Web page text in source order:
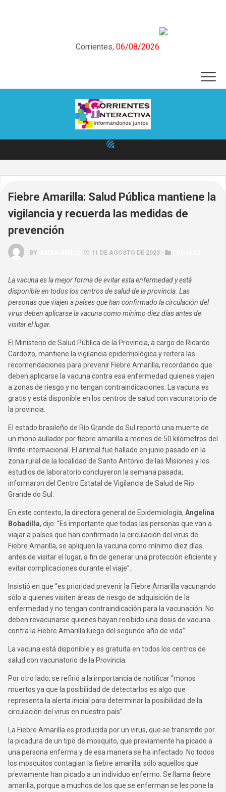
Corrientes, 06/08/2026
Fiebre Amarilla: Salud Pública mantiene la
vigilancia y recuerda las medidas de
prevención
BY 11 DE AGOSTO DE 2023 ·
La vacuna es la mejor forma de evitar esta enfermedad y está
disponible en todos los centros de salud de la provincia. Las
personas que viajen a países que han confirmado la circulación del
virus deben aplicarse la vacuna como mínimo diez días antes de
visitar el lugar.
El Ministerio de Salud Pública de la Provincia, a cargo de Ricardo
Cardozo, mantiene la vigilancia epidemiológica y reitera las
recomendaciones para prevenir Fiebre Amarilla, recordando que
deben aplicarse la vacuna contra esa enfermedad quienes viajen
a zonas de riesgo y no tengan contraindicaciones. La vacuna es
gratis y está disponible en los centros de salud con vacunatorio de
la provincia.
El estado brasileño de Río Grande do Sul reportó una muerte de
un mono aullador por fiebre amarilla a menos de 50 kilómetros del
límite internacional. El animal fue hallado en junio pasado en la
zona rural de la localidad de Santo Antonio de las Misiones y los
estudios de laboratorio concluyeron la semana pasada,
informaron del Centro Estatal de Vigilancia de Salud de Rio
Grande do Sul.
En este contexto, la directora general de Epidemiologia, Angelina
Bobadilla, dijo: “Es importante que todas las personas que van a
viajar a países que han confirmado la circulación del virus de
Fiebre Amarilla, se apliquen la vacuna como mínimo diez días
antes de visitar el lugar, a fin de generar una protección eficiente y
evitar complicaciones durante el viaje”.
Insistió en que “es prioridad prevenir la Fiebre Amarilla vacunando
sólo a quienes visiten áreas de riesgo de adquisición de la
enfermedad y no tengan contraindicación para la vacunación. No
deben revacunarse quienes hayan recibido una dosis de vacuna
contra la Fiebre Amarilla luego del segundo año de vida”.
La vacuna está disponible y es gratuita en todos los centros de
salud con vacunatorio de la Provincia.
Por otro lado, se refirió a la importancia de notificar “monos
muertos ya que la posibilidad de detectarlos es algo que
representa la alerta inicial para determinar la posibilidad de la
circulación del virus en nuestro país”.
La Fiebre Amarilla es producida por un virus, que se transmite por
la picadura de un tipo de mosquito, que previamente ha picado a
una persona enferma y de esa manera se ha infectado. No todos
los mosquitos contagian la fiebre amarilla, sólo aquellos que
previamente han picado a un individuo enfermo. Se llama fiebre
amarilla, porque a muchos de los que se enferman se les pone la